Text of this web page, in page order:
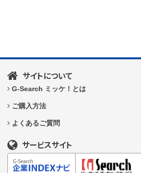
サイトについて
G-Search ミッケ！とは
ご購入方法
よくあるご質問
サービスサイト